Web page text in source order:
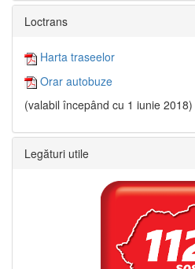
Loctrans
Harta traseelor
Orar autobuze
(valabil începând cu 1 iunie 2018)
Legături utile